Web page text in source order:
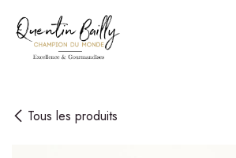
Tous les produits